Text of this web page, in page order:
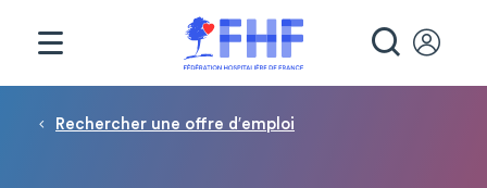
Fil d'Ariane
Rechercher une offre d′emploi
Panneau de gestion des cookies